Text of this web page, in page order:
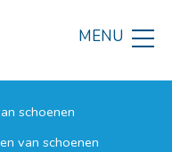
schoenen
van schoenen
MENU